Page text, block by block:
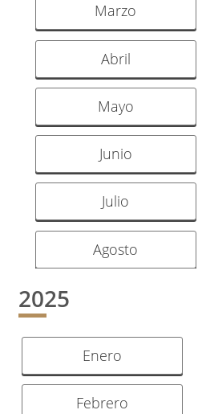
Marzo
Abril
Mayo
Junio
Julio
Agosto
2025
Enero
Febrero